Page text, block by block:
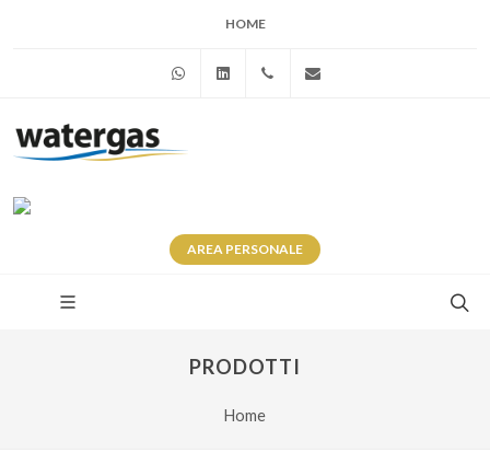
HOME
WhatsAppLinkedin+39 345 281 0246
AREA PERSONALE
PRODOTTI
Home